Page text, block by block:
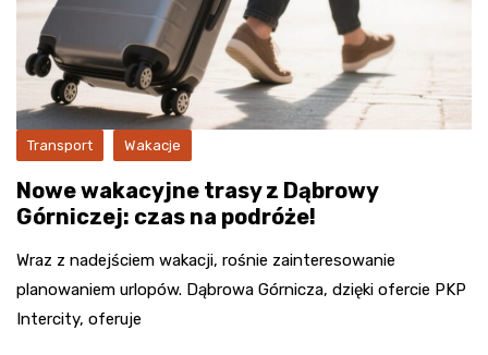
Transport Wakacje
Nowe wakacyjne trasy z Dąbrowy
Górniczej: czas na podróże!
Wraz z nadejściem wakacji, rośnie zainteresowanie
planowaniem urlopów. Dąbrowa Górnicza, dzięki ofercie PKP
Intercity, oferuje